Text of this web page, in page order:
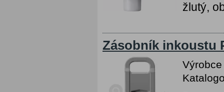
žlutý,
Zásobník inkoustu